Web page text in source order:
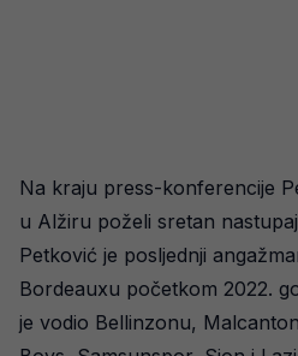
Na kraju press-konferencije
u Alžiru poželi sretan
Petković je posljednji
Bordeauxu početkom 2022.
je vodio Bellinzonu,